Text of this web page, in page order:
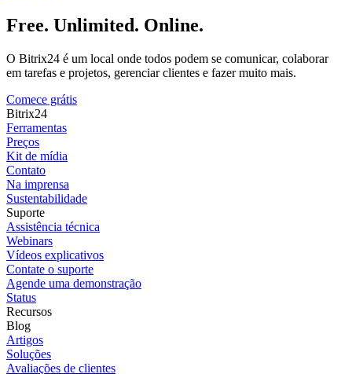
Free. Unlimited. Online.
O Bitrix24 é um local onde todos podem se comunicar, colaborar
em tarefas e projetos, gerenciar clientes e fazer muito mais.
Comece grátis
Bitrix24
Ferramentas
Preços
Kit de mídia
Contato
Na imprensa
Sustentabilidade
Suporte
Assistência técnica
Webinars
Vídeos explicativos
Contate o suporte
Agende uma demonstração
Status
Recursos
Blog
Artigos
Soluções
Avaliações de clientes